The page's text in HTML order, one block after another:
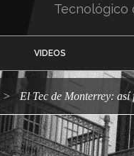
Tecnológico
VIDEOS
El Tec de Monterrey: